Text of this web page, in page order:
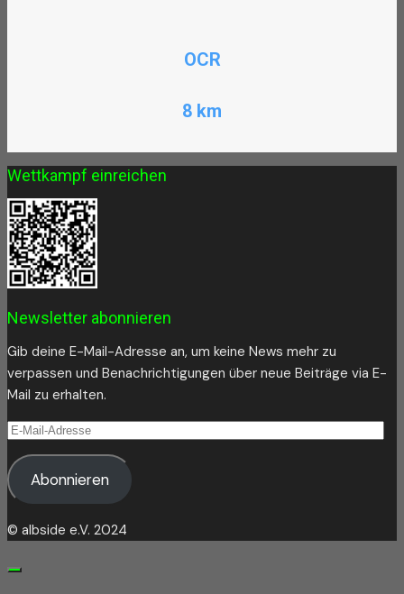
OCR
8 km
Wettkampf einreichen
Newsletter abonnieren
Gib deine E-Mail-Adresse an, um keine News mehr zu
verpassen und Benachrichtigungen über neue Beiträge via E-
Mail zu erhalten.
E-
Mail-
AdresseAbonnieren
© albside e.V. 2024